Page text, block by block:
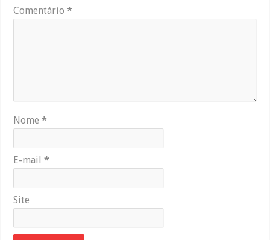
Comentário*
Nome*
E-mail*
Site